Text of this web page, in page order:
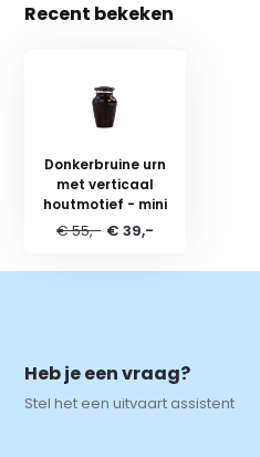
Recent bekeken
Donkerbruine urn
met verticaal
houtmotief - mini
€ 55,- € 39,-
Heb je een vraag?
Stel het een uitvaart assistent